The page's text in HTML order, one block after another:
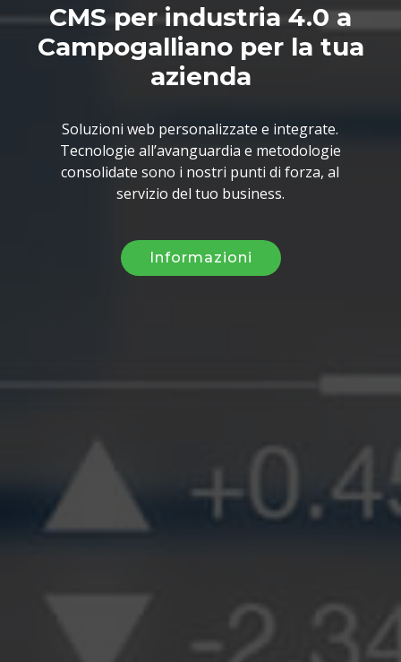
CMS per industria 4.0 a
Campogalliano per la tua
azienda
Soluzioni web personalizzate e integrate.
Tecnologie all’avanguardia e metodologie
consolidate sono i nostri punti di forza, al
servizio del tuo business.
Informazioni